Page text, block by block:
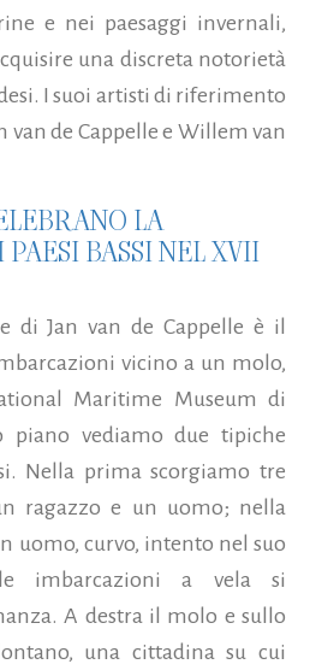
e nei paesaggi invernali,
una discreta notorietà
I suoi artisti di riferimento
van de Cappelle e Willem van
LA
BASSI NEL XVII
di Jan van de Cappelle è il
vicino a un molo,
Maritime Museum di
piano vediamo due tipiche
Nella prima scorgiamo tre
ragazzo e un uomo; nella
uomo, curvo, intento nel suo
imbarcazioni a vela si
A destra il molo e sullo
una cittadina su cui